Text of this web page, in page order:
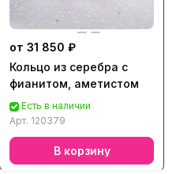
от 31 850 ₽
Кольцо из серебра с
фианитом, аметистом
Есть в наличии
Арт. 120379
В корзину